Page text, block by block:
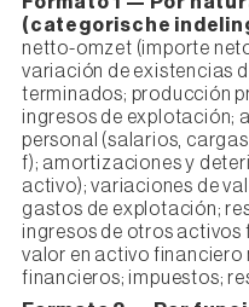
(categorische
netto-omzet (importe
variación de existencias
terminados; producción
ingresos de explotación;
personal (salarios,
f); amortizaciones y
activo); variaciones de
gastos de explotación;
ingresos de otros
valor en activo financiero
financieros; impuestos;